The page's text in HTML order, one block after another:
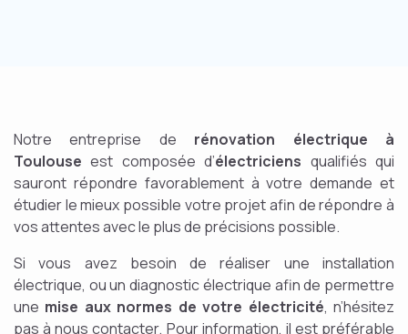
Notre entreprise de rénovation électrique à
Toulouse est composée d’électriciens qualifiés qui
sauront répondre favorablement à votre demande et
étudier le mieux possible votre projet afin de répondre à
vos attentes avec le plus de précisions possible.
Si vous avez besoin de réaliser une installation
électrique, ou un diagnostic électrique afin de permettre
une mise aux normes de votre électricité, n’hésitez
pas à nous contacter. Pour information, il est préférable